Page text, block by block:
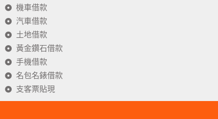
機車借款
汽車借款
土地借款
黃金鑽石借款
手機借款
名包名錶借款
支客票貼現